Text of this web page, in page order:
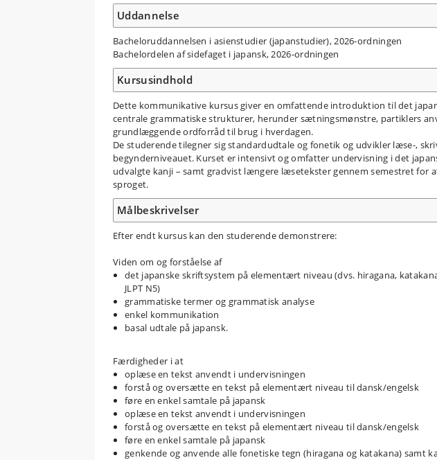
Uddannelse
Bacheloruddannelsen i asienstudier (japanstudier), 2026-ordningen
Bachelordelen af sidefaget i japansk, 2026-ordningen
Kursusindhold
Dette kommunikative kursus giver en omfattende introduktion til det
centrale grammatiske strukturer, herunder sætningsmønstre, partiklers
grundlæggende ordforråd til brug i hverdagen.
De studerende tilegner sig standardudtale og fonetik og udvikler læse-,
begynderniveauet. Kurset er intensivt og omfatter undervisning i det
udvalgte kanji – samt gradvist længere læsetekster gennem semestret for
sproget.
Målbeskrivelser
Efter endt kursus kan den studerende demonstrere:
Viden om og forståelse af
det japanske skriftsystem på elementært niveau (dvs. hiragana,
JLPT N5)
grammatiske termer og grammatisk analyse
enkel kommunikation
basal udtale på japansk.
Færdigheder i at
oplæse en tekst anvendt i undervisningen
forstå og oversætte en tekst på elementært niveau til dansk/engelsk
føre en enkel samtale på japansk
oplæse en tekst anvendt i undervisningen
forstå og oversætte en tekst på elementært niveau til dansk/engelsk
føre en enkel samtale på japansk
genkende og anvende alle fonetiske tegn (hiragana og katakana) samt